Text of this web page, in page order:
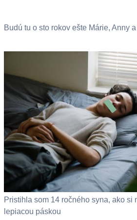
Budú tu o sto rokov ešte Márie, Anny
Pristihla som 14 ročného syna, ako si
lepiacou páskou